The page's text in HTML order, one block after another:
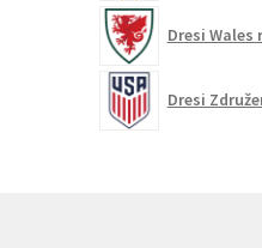
Dresi Wales
Dresi